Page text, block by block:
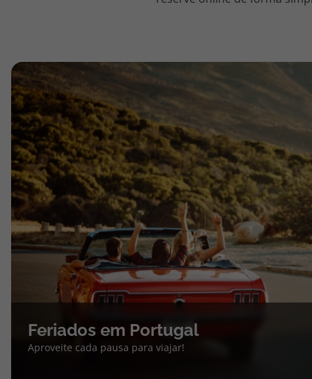
topatlantico@topatlantico.com
Feriados em Portugal
Aproveite cada pausa para viajar!